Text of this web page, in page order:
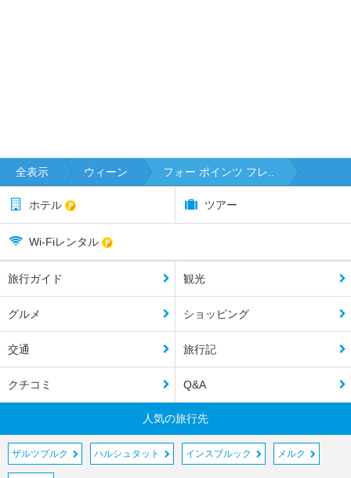
全表示 ウィーン フォー ポインツ フレ..
ホテル ツアー
Wi-Fiレンタル
旅行ガイド 観光
グルメ ショッピング
交通 旅行記
クチコミ Q&A
人気の旅行先
ザルツブルク ハルシュタット インスブルック メルク